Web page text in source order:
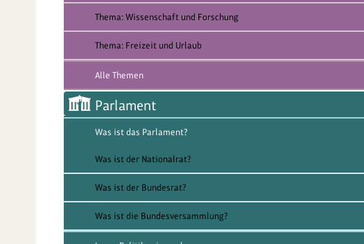
Thema: Wissenschaft und Forschung
Thema: Freizeit und Urlaub
Alle Themen
Parlament
Was ist das Parlament?
Was ist der Nationalrat?
Was ist der Bundesrat?
Was ist die Bundesversammlung?